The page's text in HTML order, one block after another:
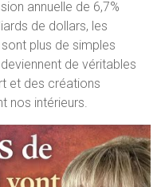
annuelle de 6,7%
de dollars, les
sont plus de simples
de véritables
et des créations
nos intérieurs.